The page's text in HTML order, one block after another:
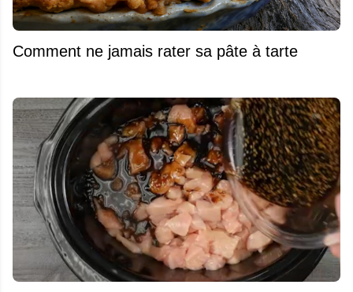
Comment ne jamais rater sa pâte à tarte